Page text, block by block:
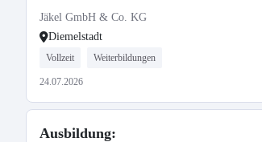
Jäkel GmbH & Co. KG
Diemelstadt
Vollzeit Weiterbildungen
24.07.2026
Ausbildung: